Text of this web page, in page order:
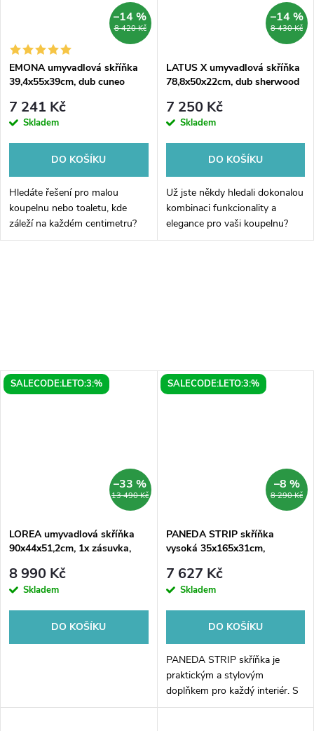
8 420 Kč
–14 %
EMONA umyvadlová skříňka
39,4x55x39cm, dub cuneo
7 241 Kč
Skladem
DO KOŠÍKU
Hledáte řešení pro malou
koupelnu nebo toaletu, kde
záleží na každém centimetru?
Umyvadlová skříňka ze série
8 430 Kč
–14 %
LATUS X umyvadlová skříňka
78,8x50x22cm, dub sherwood
7 250 Kč
Skladem
DO KOŠÍKU
Už jste někdy hledali dokonalou
kombinaci funkcionality a
elegance pro vaši koupelnu?
Pak je LATUS X umyvadlová
SALECODE:LETO:3:%
13 490 Kč
–33 %
LOREA umyvadlová skříňka
90x44x51,2cm, 1x zásuvka,
8 990 Kč
Skladem
DO KOŠÍKU
SALECODE:LETO:3:%
8 290 Kč
–8 %
PANEDA STRIP skříňka
vysoká 35x165x31cm,
7 627 Kč
Skladem
DO KOŠÍKU
PANEDA STRIP skříňka je
praktickým a stylovým
doplňkem pro každý interiér. S
výškou 35cm, délkou 165cm a